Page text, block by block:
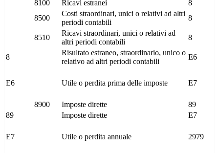
8100 Ricavi estranei
8
8500
Costi straordinari, unici o relativi ad altri
periodi contabili
8
8510
Ricavi straordinari, unici o relativi ad
altri periodi contabili
8
8
Risultato estraneo, straordinario, unico o
relativo ad altri periodi contabili
E6
E6 Utile o perdita prima delle imposte E7
8900 Imposte dirette
89
89
Imposte dirette E7
E7 Utile o perdita annuale 2979